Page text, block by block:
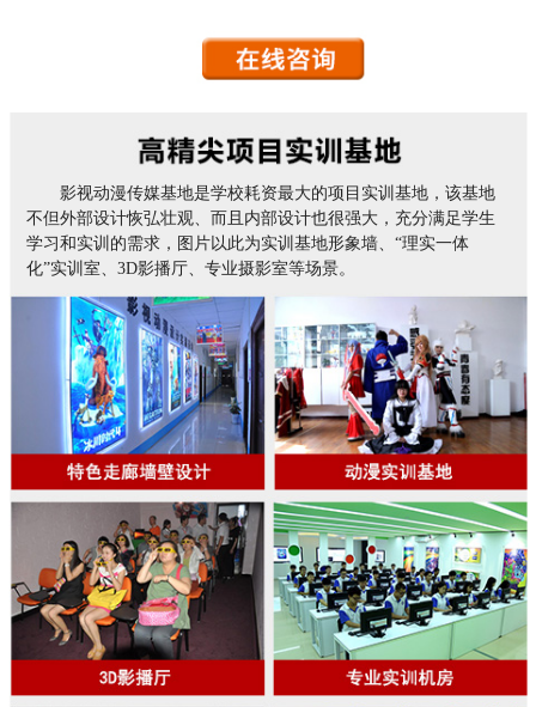
影视动漫传媒基地是学校耗资最大的项目实训基地，该基地
不但外部设计恢弘壮观、而且内部设计也很强大，充分满足学生
学习和实训的需求，图片以此为实训基地形象墙、“理实一体
化”实训室、3D影播厅、专业摄影室等场景。